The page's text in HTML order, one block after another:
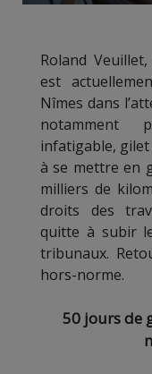
Roland
est
Nîmes dans
notamment
infatigable, gilet
à se mettre en
milliers de
droits des
quitte à subir
tribunaux.
hors-norme.
50 jours de